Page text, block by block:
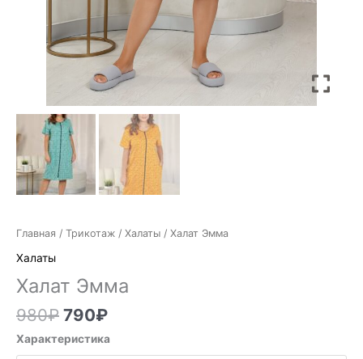
Главная / Трикотаж / Халаты / Халат Эмма
Халаты
Халат Эмма
980₽ 790₽
Характеристика